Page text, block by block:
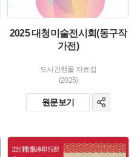
2025 대청미술전시회(동구작
가전)
도서간행물 자료집
(2025)
원문보기